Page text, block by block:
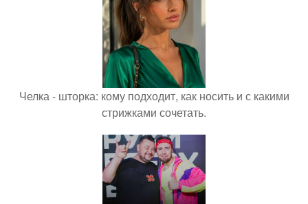
Челка - шторка: кому подходит, как носить и с какими
стрижками сочетать.